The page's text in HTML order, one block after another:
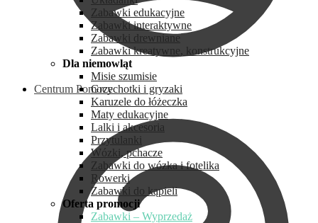
Centrum Pomocy
Zabawki edukacyjne
Zabawki interaktywne
Zabawki drewniane
Zabawki kreatywne, konstrukcyjne
Dla niemowląt
Misie szumisie
Grzechotki i gryzaki
Karuzele do łóżeczka
Maty edukacyjne
Lalki i akcesoria
Przytulanki
Wózki, pchacze
Zabawki do wózka i fotelika
Rowerki
Zabawki do kąpieli
Oferta promocji
Zabawki – Wyprzedaż